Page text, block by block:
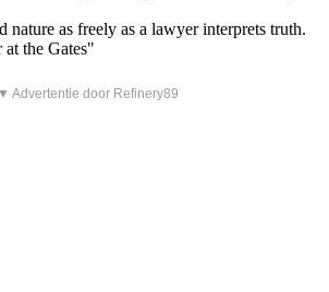
nature as freely as a lawyer interprets truth.
the Gates"
▼ Advertentie door Refinery89